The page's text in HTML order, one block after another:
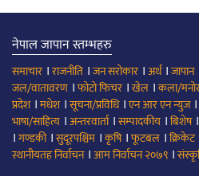
नेपाल जापान स्तम्भहरु
समाचार ।राजनीति ।जन सरोकार ।अर्थ।जापान
जल/वातावरण ।फोटो फिचर ।खेल ।कला/
प्रदेश।मधेश।सूचना/प्रविधि।एन आर एन न्युज।
भाषा/साहित्य ।अन्तरवार्ता।सम्पादकीय ।बिशेष
।गण्डकी।सुदूरपश्चिम ।कृषि।फूटबल ।क्रिकेट
स्थानीयतह निर्वाचन।आम निर्वाचन २०७९ ।